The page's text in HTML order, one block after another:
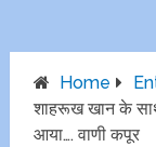
Home
शाहरूख खान के
आया…. वाणी कपूर